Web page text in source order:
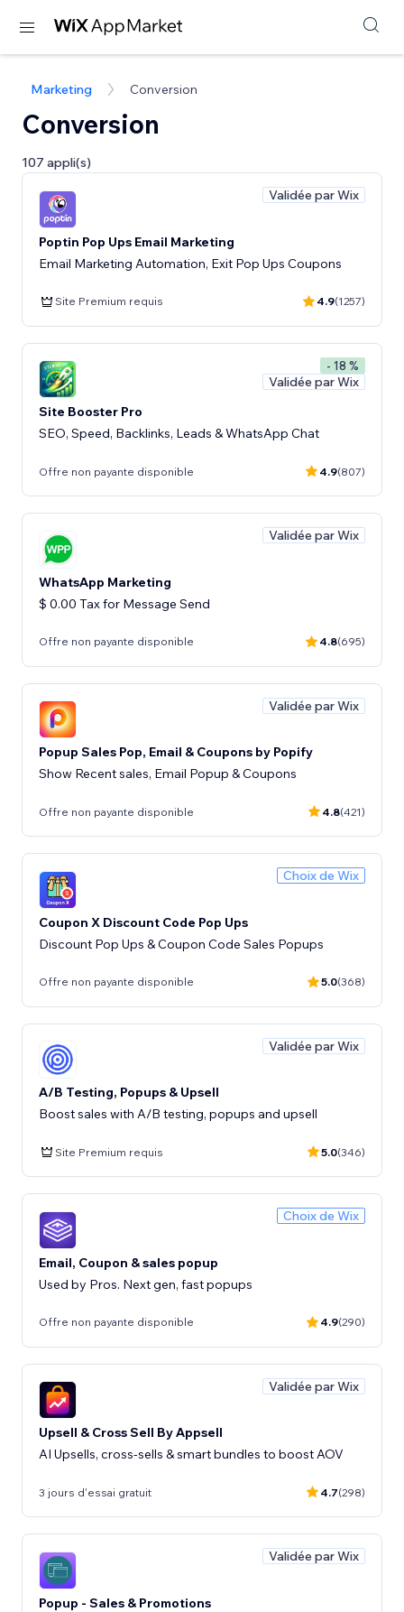
Marketing Conversion
Conversion
107 appli(s)
Validée par Wix
Poptin Pop Ups Email Marketing
Email Marketing Automation, Exit Pop Ups Coupons
Site Premium requis 4.9(1257)
- 18 %
Validée par Wix
Site Booster Pro
SEO, Speed, Backlinks, Leads & WhatsApp Chat
Offre non payante disponible 4.9(807)
Validée par Wix
WhatsApp Marketing
$ 0.00 Tax for Message Send
Offre non payante disponible 4.8(695)
Validée par Wix
Popup Sales Pop, Email & Coupons by Popify
Show Recent sales, Email Popup & Coupons
Offre non payante disponible 4.8(421)
Choix de Wix
Coupon X Discount Code Pop Ups
Discount Pop Ups & Coupon Code Sales Popups
Offre non payante disponible 5.0(368)
Validée par Wix
A/B Testing, Popups & Upsell
Boost sales with A/B testing, popups and upsell
Site Premium requis 5.0(346)
Choix de Wix
Email, Coupon & sales popup
Used by Pros. Next gen, fast popups
Offre non payante disponible 4.9(290)
Validée par Wix
Upsell & Cross Sell By Appsell
AI Upsells, cross-sells & smart bundles to boost AOV
3 jours d'essai gratuit 4.7(298)
Validée par Wix
Popup - Sales & Promotions